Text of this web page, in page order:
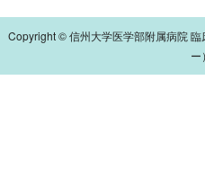
Copyright © 信州大学医学部附属病院
ー）